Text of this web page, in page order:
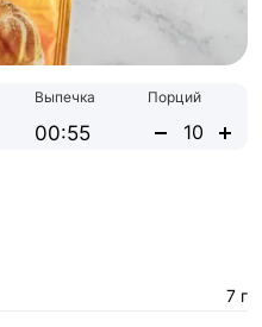
Выпечка
00:55
Порций
7 г